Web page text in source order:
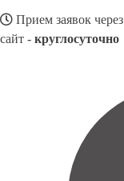
Прием заявок через
сайт - круглосуточно